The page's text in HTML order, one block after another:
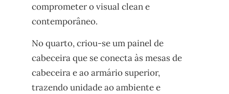
comprometer o visual clean e
contemporâneo.
No quarto, criou-se um painel de
cabeceira que se conecta às mesas de
cabeceira e ao armário superior,
trazendo unidade ao ambiente e